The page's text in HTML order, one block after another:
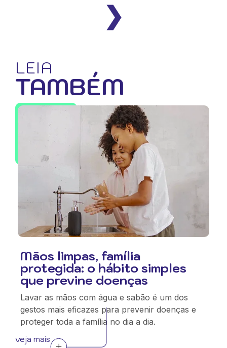
❯
LEIA
TAMBÉM
Mãos limpas, família
protegida: o hábito simples
que previne doenças
Lavar as mãos com água e sabão é um dos
gestos mais eficazes para prevenir doenças e
proteger toda a família no dia a dia.
veja mais